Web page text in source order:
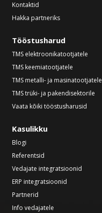
Kontaktid
Hakka partneriks
Tööstusharud
TMS elektroonikatootjatele
TMS keemiatootjatele
TMS metalli- ja masinatootjatele
TMS trüki- ja pakendisektorile
Vaata kõiki tööstusharusid
Kasulikku
Blogi
Referentsid
Vedajate integratsioonid
ERP integratsioonid
Partnerid
Info vedajatele